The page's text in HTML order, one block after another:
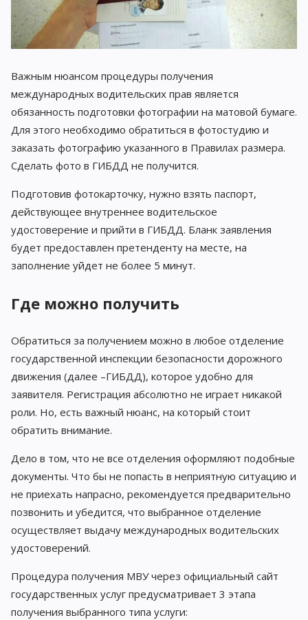
Важным нюансом процедуры получения
международных водительских прав является
обязанность подготовки фотографии на матовой бумаге.
Для этого необходимо обратиться в фотостудию и
заказать фотографию указанного в Правилах размера.
Сделать фото в ГИБДД не получится.
Подготовив фотокарточку, нужно взять паспорт,
действующее внутреннее водительское
удостоверение и прийти в ГИБДД. Бланк заявления
будет предоставлен претенденту на месте, на
заполнение уйдет не более 5 минут.
Где можно получить
Обратиться за получением можно в любое отделение
государственной инспекции безопасности дорожного
движения (далее –ГИБДД), которое удобно для
заявителя. Регистрация абсолютно не играет никакой
роли. Но, есть важный нюанс, на который стоит
обратить внимание.
Дело в том, что не все отделения оформляют подобные
документы. Что бы не попасть в неприятную ситуацию и
не приехать напрасно, рекомендуется предварительно
позвонить и убедится, что выбранное отделение
осуществляет выдачу международных водительских
удостоверений.
Процедура получения МВУ через официальный сайт
государственных услуг предусматривает 3 этапа
получения выбранного типа услуги: